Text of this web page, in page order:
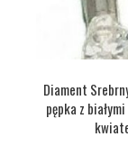
Diament
pępka z